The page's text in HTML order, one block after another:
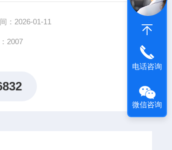
：2026-01-11
2007
电话咨询
微信咨询